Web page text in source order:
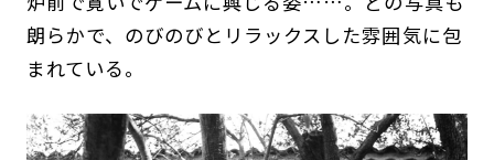
朗らかで、のびのびとリラックスした雰囲気に包
まれている。